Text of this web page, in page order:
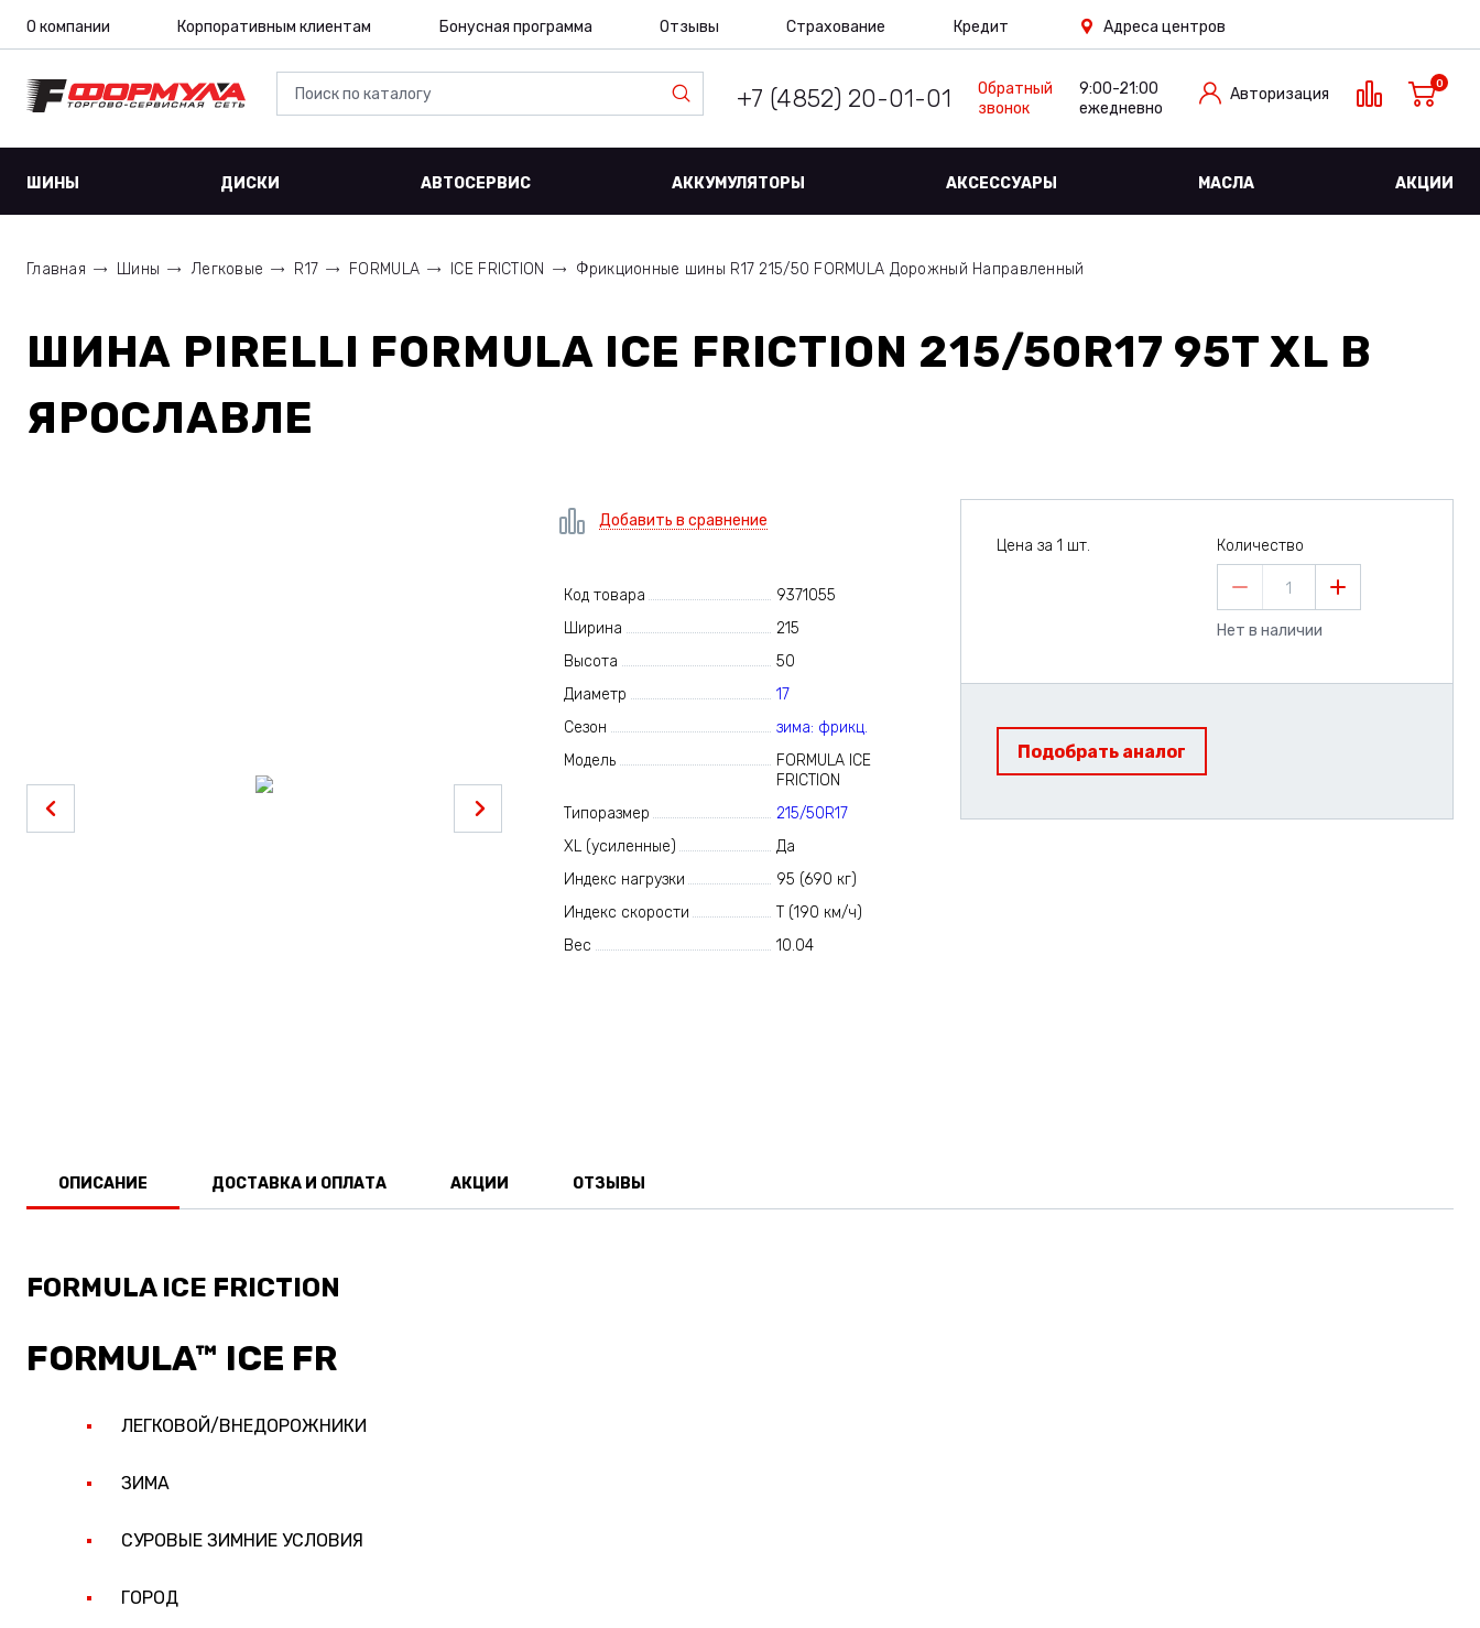
О компании Корпоративным клиентам Бонусная программа Отзывы Страхование Кредит Адреса центров
+7 (4852) 20-01-01
Обратный
звонок
9:00-21:00
ежедневно
Авторизация
0
ШИНЫ ДИСКИ АВТОСЕРВИС АККУМУЛЯТОРЫ АКСЕССУАРЫ МАСЛА АКЦИИ
Главная Шины Легковые R17 FORMULA ICE FRICTION Фрикционные шины R17 215/50 FORMULA Дорожный Направленный
ШИНА PIRELLI FORMULA ICE FRICTION 215/50R17 95T XL В
ЯРОСЛАВЛЕ
Добавить в сравнение
Код товара
9371055
Ширина
215
Высота
50
Диаметр
17
Сезон
зима: фрикц.
Модель
FORMULA ICE
FRICTION
Типоразмер
215/50R17
XL (усиленные)
Да
Индекс нагрузки
95 (690 кг)
Индекс скорости
T (190 км/ч)
Вес
10.04
Цена за 1 шт. Количество
1
Нет в наличии
Подобрать аналог
ОПИСАНИЕ ДОСТАВКА И ОПЛАТА АКЦИИ ОТЗЫВЫ
FORMULA ICE FRICTION
FORMULA™ ICE FR
ЛЕГКОВОЙ/ВНЕДОРОЖНИКИ
ЗИМА
СУРОВЫЕ ЗИМНИЕ УСЛОВИЯ
ГОРОД